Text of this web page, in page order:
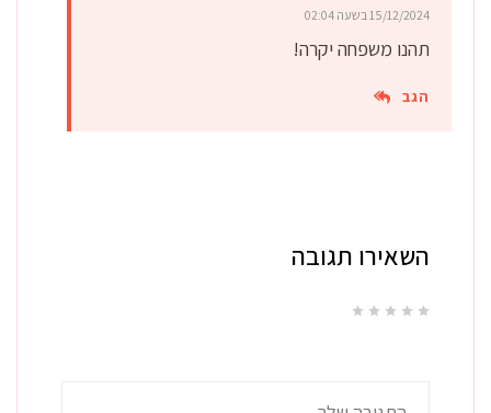
15/12/2024 בשעה 02:04
הגב
תהנו משפחה יקרה!
השאירו תגובה